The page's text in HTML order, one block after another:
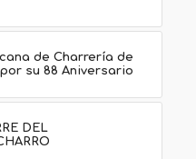
de Charrería de
su 88 Aniversario
DEL